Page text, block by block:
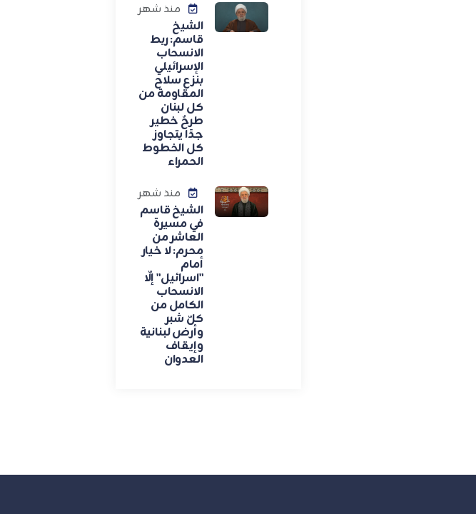
منذ شهر
الشيخ
قاسم: ربط
الانسحاب
الإسرائيلي
بنزع سلاح
المقاومة من
كل لبنان
طرحٌ خطير
جدًا يتجاوز
كل الخطوط
الحمراء
منذ شهر
الشيخ قاسم
في مسيرة
العاشر من
محرم: لا خيار
أمام
"اسرائيل" إلّا
الانسحاب
الكامل من
كلّ شبر
وأرض لبنانية
وإيقاف
العدوان